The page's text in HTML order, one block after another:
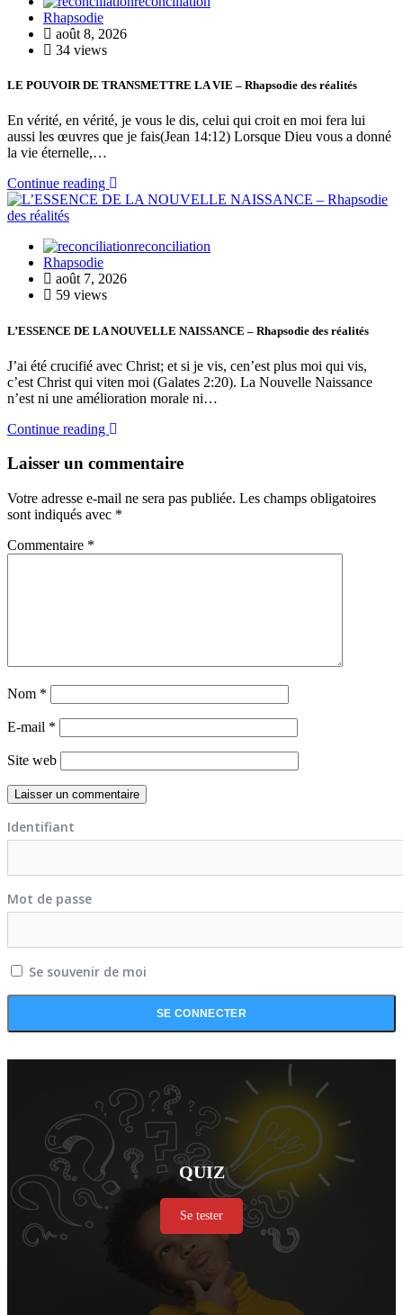
Rhapsodie
août 8, 2026
34 views
LE POUVOIR DE TRANSMETTRE LA VIE – Rhapsodie des réalités
En vérité, en vérité, je vous le dis, celui qui croit en moi fera lui
aussi les œuvres que je fais(Jean 14:12) Lorsque Dieu vous a donné
la vie éternelle,…
Continue reading
reconciliation
Rhapsodie
août 7, 2026
59 views
L’ESSENCE DE LA NOUVELLE NAISSANCE – Rhapsodie des réalités
J’ai été crucifié avec Christ; et si je vis, cen’est plus moi qui vis,
c’est Christ qui viten moi (Galates 2:20). La Nouvelle Naissance
n’est ni une amélioration morale ni…
Continue reading
Laisser un commentaire
Votre adresse e-mail ne sera pas publiée. Les champs obligatoires
sont indiqués avec *
Commentaire *
Nom *
E-mail *
Site web
Identifiant
Mot de passe
Se souvenir de moi
QUIZ
Se tester